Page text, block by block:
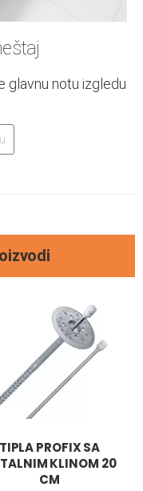
glavnu notu izgledu
TIPLA PROFIX SA
KLINOM 20
CM